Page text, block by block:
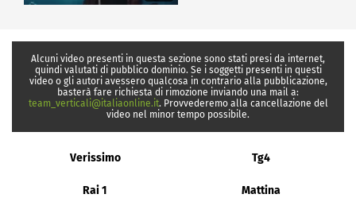
Alcuni video presenti in questa sezione sono stati presi da internet,
quindi valutati di pubblico dominio. Se i soggetti presenti in questi
video o gli autori avessero qualcosa in contrario alla pubblicazione,
basterà fare richiesta di rimozione inviando una mail a:
team_verticali@italiaonline.it. Provvederemo alla cancellazione del
video nel minor tempo possibile.
Verissimo Tg4
Rai 1 Mattina